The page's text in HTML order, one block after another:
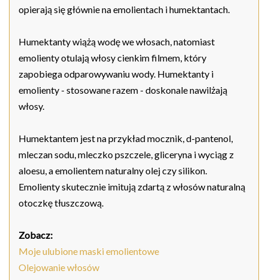
opierają się głównie na emolientach i humektantach.
Humektanty wiążą wodę we włosach, natomiast
emolienty otulają włosy cienkim filmem, który
zapobiega odparowywaniu wody. Humektanty i
emolienty - stosowane razem - doskonale nawilżają
włosy.
Humektantem jest na przykład mocznik, d-pantenol,
mleczan sodu, mleczko pszczele, gliceryna i wyciąg z
aloesu, a emolientem naturalny olej czy silikon.
Emolienty skutecznie imitują zdartą z włosów naturalną
otoczkę tłuszczową.
Zobacz:
Moje ulubione maski emolientowe
Olejowanie włosów